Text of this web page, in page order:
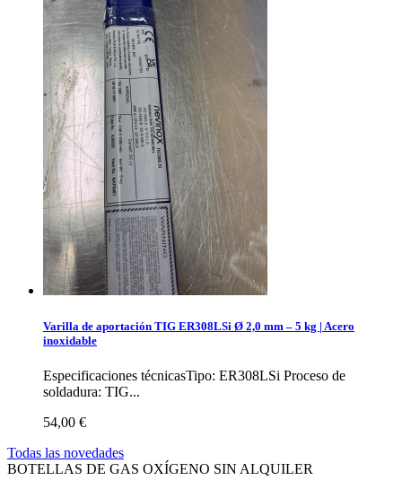
Varilla de aportación TIG ER308LSi Ø 2,0 mm – 5 kg | Acero
inoxidable
Especificaciones técnicasTipo: ER308LSi Proceso de
soldadura: TIG...
54,00 €
Todas las novedades
BOTELLAS DE GAS OXÍGENO SIN ALQUILER